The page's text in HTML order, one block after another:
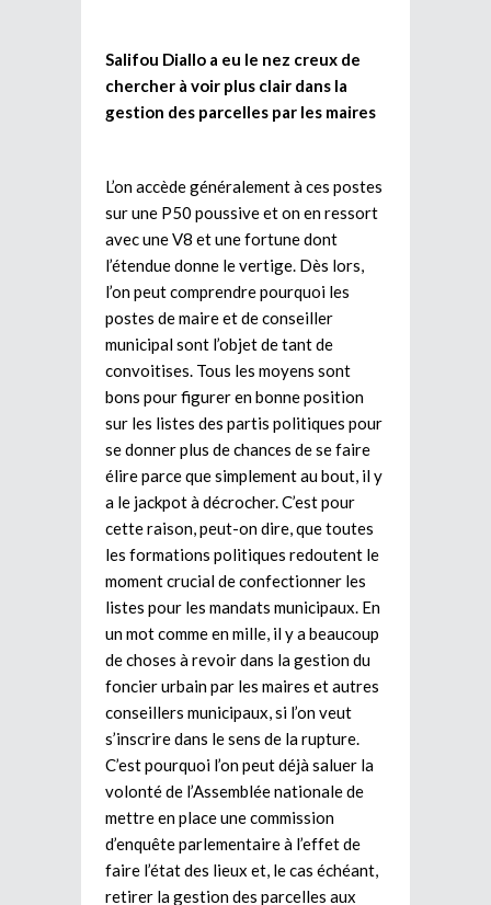
Salifou Diallo a eu le nez creux de
chercher à voir plus clair dans la
gestion des parcelles par les maires
L’on accède généralement à ces postes
sur une P50 poussive et on en ressort
avec une V8 et une fortune dont
l’étendue donne le vertige. Dès lors,
l’on peut comprendre pourquoi les
postes de maire et de conseiller
municipal sont l’objet de tant de
convoitises. Tous les moyens sont
bons pour figurer en bonne position
sur les listes des partis politiques pour
se donner plus de chances de se faire
élire parce que simplement au bout, il y
a le jackpot à décrocher. C’est pour
cette raison, peut-on dire, que toutes
les formations politiques redoutent le
moment crucial de confectionner les
listes pour les mandats municipaux. En
un mot comme en mille, il y a beaucoup
de choses à revoir dans la gestion du
foncier urbain par les maires et autres
conseillers municipaux, si l’on veut
s’inscrire dans le sens de la rupture.
C’est pourquoi l’on peut déjà saluer la
volonté de l’Assemblée nationale de
mettre en place une commission
d’enquête parlementaire à l’effet de
faire l’état des lieux et, le cas échéant,
retirer la gestion des parcelles aux